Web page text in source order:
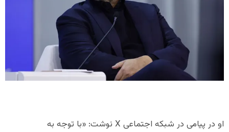
او در پیامی در شبکه اجتماعی X نوشت: «با توجه به